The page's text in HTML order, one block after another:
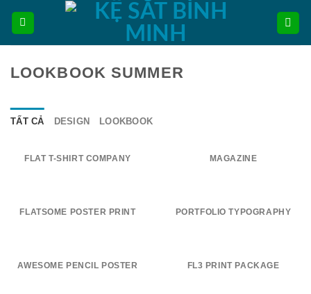
LOOKBOOK SUMMER
TẤT CẢ DESIGN LOOKBOOK
FLAT T-SHIRT COMPANY MAGAZINE
FLATSOME POSTER PRINT PORTFOLIO TYPOGRAPHY
AWESOME PENCIL POSTER FL3 PRINT PACKAGE